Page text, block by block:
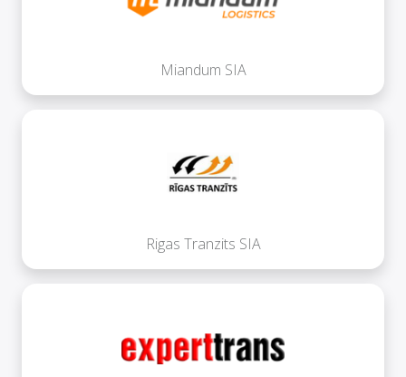
Miandum SIA
Rigas Tranzits SIA